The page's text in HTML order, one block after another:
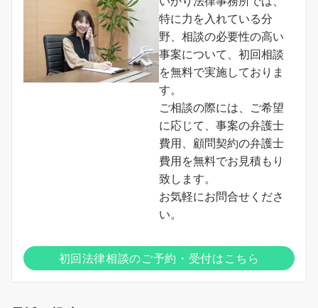
特に力を入れている分
野、相談の必要性の高い
事案について、初回相談
を無料で実施しておりま
す。
ご相談の際には、ご希望
に応じて、事案の弁護士
費用、顧問契約の弁護士
費用を無料でお見積もり
致します。
お気軽にお問合せくださ
い。
初回法律相談のご予約・受付はこちら